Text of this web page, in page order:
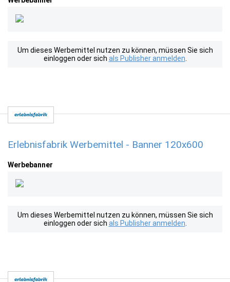
Um dieses Werbemittel nutzen zu können, müssen Sie sich
einloggen oder sich als Publisher anmelden
Erlebnisfabrik Werbemittel - Banner 120x600
Werbebanner
Um dieses Werbemittel nutzen zu können, müssen Sie sich
einloggen oder sich als Publisher anmelden